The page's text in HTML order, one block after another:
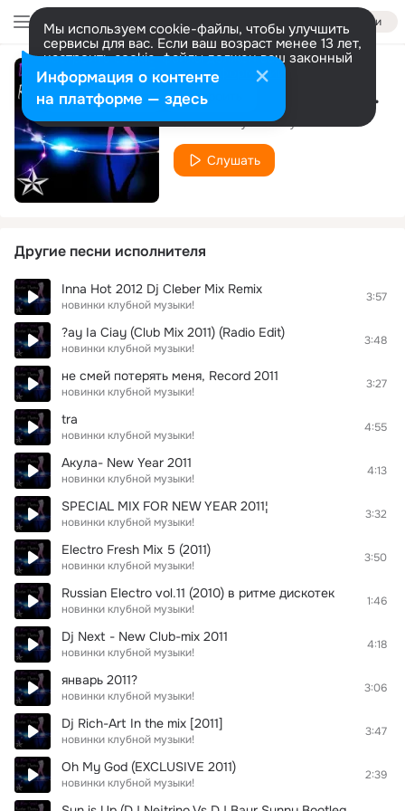
Войти
Мы используем cookie-файлы, чтобы улучшить
сервисы для вас. Если ваш возраст менее 13 лет,
настроить cookie-файлы должен ваш законный
представитель. Больше информации
Разрешить все Настроить DJ Serega Kushakov Progressive Party (X-Killer remix 2011)
новинки клубной музыки!
Слушать
Другие песни исполнителя
Inna Hot 2012 Dj Cleber Mix Remix
новинки клубной музыки!
3:57
?ay Ia Ciay (Club Mix 2011) (Radio Edit)
новинки клубной музыки!
3:48
не смей потерять меня, Record 2011
новинки клубной музыки!
3:27
tra
новинки клубной музыки!
4:55
Акула- New Year 2011
новинки клубной музыки!
4:13
SPECIAL MIX FOR NEW YEAR 2011¦
новинки клубной музыки!
3:32
Electro Fresh Mix 5 (2011)
новинки клубной музыки!
3:50
Russian Electro vol.11 (2010) в ритме дискотек
новинки клубной музыки!
1:46
Dj Next - New Club-mix 2011
новинки клубной музыки!
4:18
январь 2011?
новинки клубной музыки!
3:06
Dj Rich-Art In the mix [2011]
новинки клубной музыки!
3:47
Oh My God (EXCLUSIVE 2011)
новинки клубной музыки!
2:39
Информация о контенте
на платформе — здесь